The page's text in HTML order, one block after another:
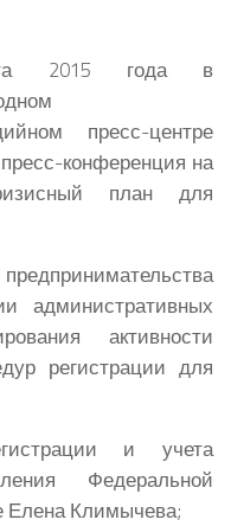
2015 года в
пресс-центре
конференция на
план для
административных
активности
регистрации для
и учета
Федеральной
Елена Климычева;